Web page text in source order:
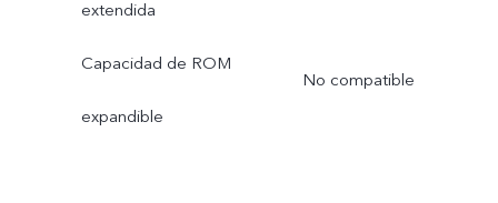
extendida
Capacidad de ROM
expandible
No compatible